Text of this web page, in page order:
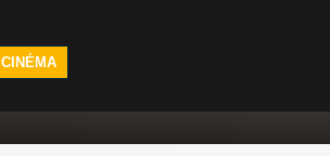
CINÉMA